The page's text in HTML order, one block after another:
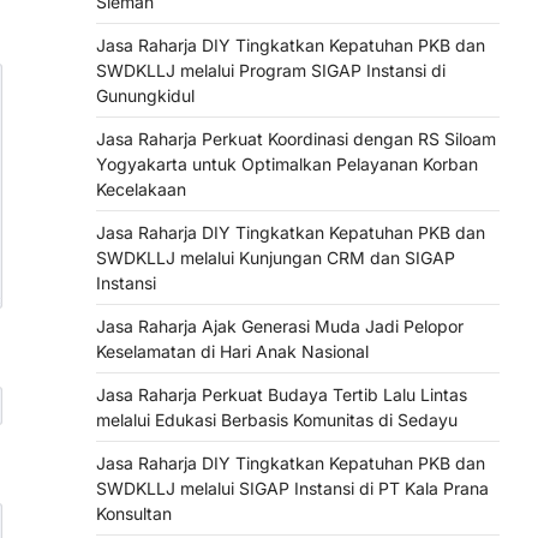
Jasa Raharja DIY Tingkatkan Kepatuhan PKB dan
SWDKLLJ melalui Program SIGAP Instansi di
Gunungkidul
Jasa Raharja Perkuat Koordinasi dengan RS Siloam
Yogyakarta untuk Optimalkan Pelayanan Korban
Kecelakaan
Jasa Raharja DIY Tingkatkan Kepatuhan PKB dan
SWDKLLJ melalui Kunjungan CRM dan SIGAP
Instansi
Jasa Raharja Ajak Generasi Muda Jadi Pelopor
Keselamatan di Hari Anak Nasional
Jasa Raharja Perkuat Budaya Tertib Lalu Lintas
melalui Edukasi Berbasis Komunitas di Sedayu
Jasa Raharja DIY Tingkatkan Kepatuhan PKB dan
SWDKLLJ melalui SIGAP Instansi di PT Kala Prana
Konsultan